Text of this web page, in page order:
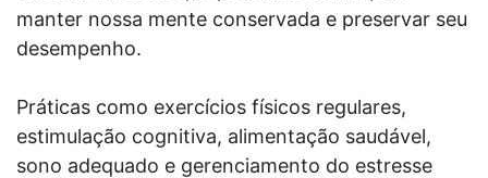
manter nossa mente conservada e preservar seu
desempenho.
Práticas como exercícios físicos regulares,
estimulação cognitiva, alimentação saudável,
sono adequado e gerenciamento do estresse